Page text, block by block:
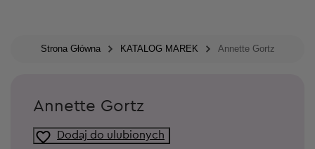
Strona Główna KATALOG MAREK Annette Gortz
Annette Gortz
Dodaj do ulubionych